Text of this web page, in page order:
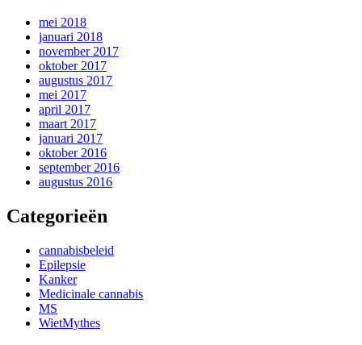
mei 2018
januari 2018
november 2017
oktober 2017
augustus 2017
mei 2017
april 2017
maart 2017
januari 2017
oktober 2016
september 2016
augustus 2016
Categorieën
cannabisbeleid
Epilepsie
Kanker
Medicinale cannabis
MS
WietMythes